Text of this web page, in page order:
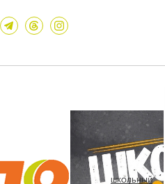
ШКОЛЬНЫЙ